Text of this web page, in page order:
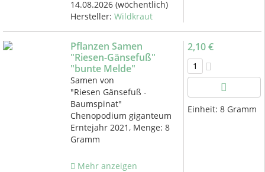
14.08.2026(wöchentlich)
Hersteller: Wildkraut
Pflanzen Samen
"Riesen-Gänsefuß"
"bunte Melde"
Samen von
"Riesen Gänsefuß -
Baumspinat"
Chenopodium giganteum
Erntejahr 2021, Menge: 8
Gramm
Mehr anzeigen
2,10 €
Einheit: 8 Gramm